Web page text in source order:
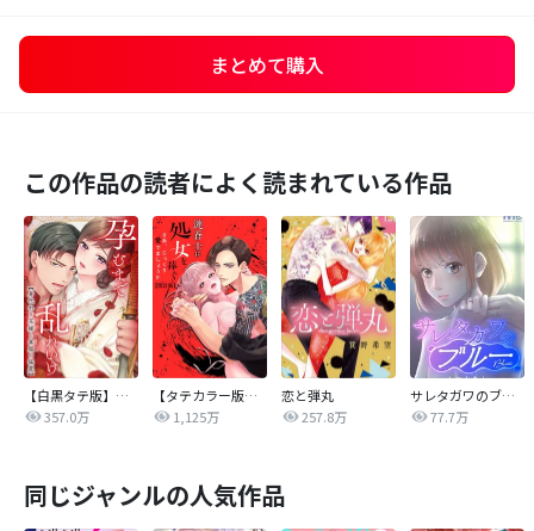
まとめて購入
この作品の読者によく読まれている作品
【白黒タテ版】孕むまで乱れいけ～身代わり花嫁と軍服の猛愛
357.0万
【タテカラー版】漣蒼士に処女を捧ぐ～さあ、じっくり愛でましょうか
1,125万
恋と弾丸
257.8万
サレタガワのブルー【タテヨミ】
77.7万
同じジャンルの人気作品